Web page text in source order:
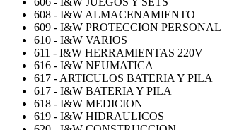
608 - I&W ALMACENAMIENTO
609 - I&W PROTECCION PERSONAL
610 - I&W VARIOS
611 - I&W HERRAMIENTAS 220V
616 - I&W NEUMATICA
617 - ARTICULOS BATERIA Y PILA
617 - I&W BATERIA Y PILA
618 - I&W MEDICION
619 - I&W HIDRAULICOS